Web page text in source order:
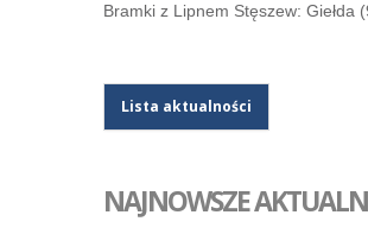
Bramki z Lipnem Stęszew: Giełda
Lista aktualności
NAJNOWSZE